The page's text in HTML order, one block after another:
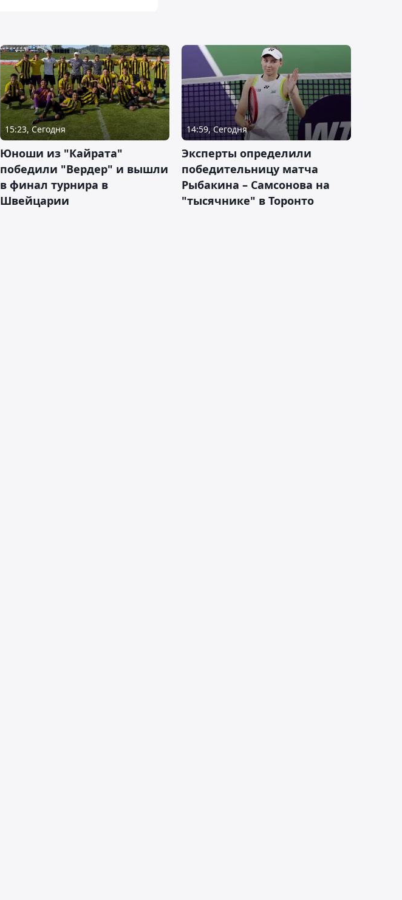
15:23, Сегодня
Юноши из "Кайрата"
победили "Вердер" и вышли
в финал турнира в
Швейцарии
14:59, Сегодня
Эксперты определили
победительницу матча
Рыбакина – Самсонова на
"тысячнике" в Торонто